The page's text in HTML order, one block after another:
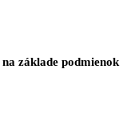
na základe podmienok